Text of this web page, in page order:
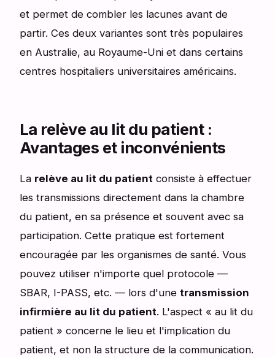
et permet de combler les lacunes avant de
partir. Ces deux variantes sont très populaires
en Australie, au Royaume-Uni et dans certains
centres hospitaliers universitaires américains.
La relève au lit du patient :
Avantages et inconvénients
La relève au lit du patient consiste à effectuer
les transmissions directement dans la chambre
du patient, en sa présence et souvent avec sa
participation. Cette pratique est fortement
encouragée par les organismes de santé. Vous
pouvez utiliser n'importe quel protocole —
SBAR, I-PASS, etc. — lors d'une transmission
infirmière au lit du patient. L'aspect « au lit du
patient » concerne le lieu et l'implication du
patient, et non la structure de la communication.